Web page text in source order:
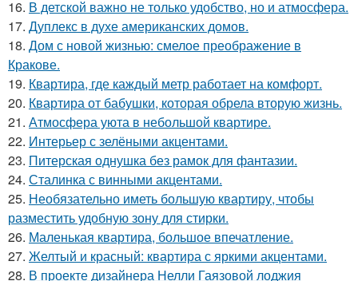
16. В детской важно не только удобство, но и атмосфера.
17. Дуплекс в духе американских домов.
18. Дом с новой жизнью: смелое преображение в
Кракове.
19. Квартира, где каждый метр работает на комфорт.
20. Квартира от бабушки, которая обрела вторую жизнь.
21. Атмосфера уюта в небольшой квартире.
22. Интерьер с зелёными акцентами.
23. Питерская однушка без рамок для фантазии.
24. Сталинка с винными акцентами.
25. Необязательно иметь большую квартиру, чтобы
разместить удобную зону для стирки.
26. Маленькая квартира, большое впечатление.
27. Желтый и красный: квартира с яркими акцентами.
28. В проекте дизайнера Нелли Гаязовой лоджия